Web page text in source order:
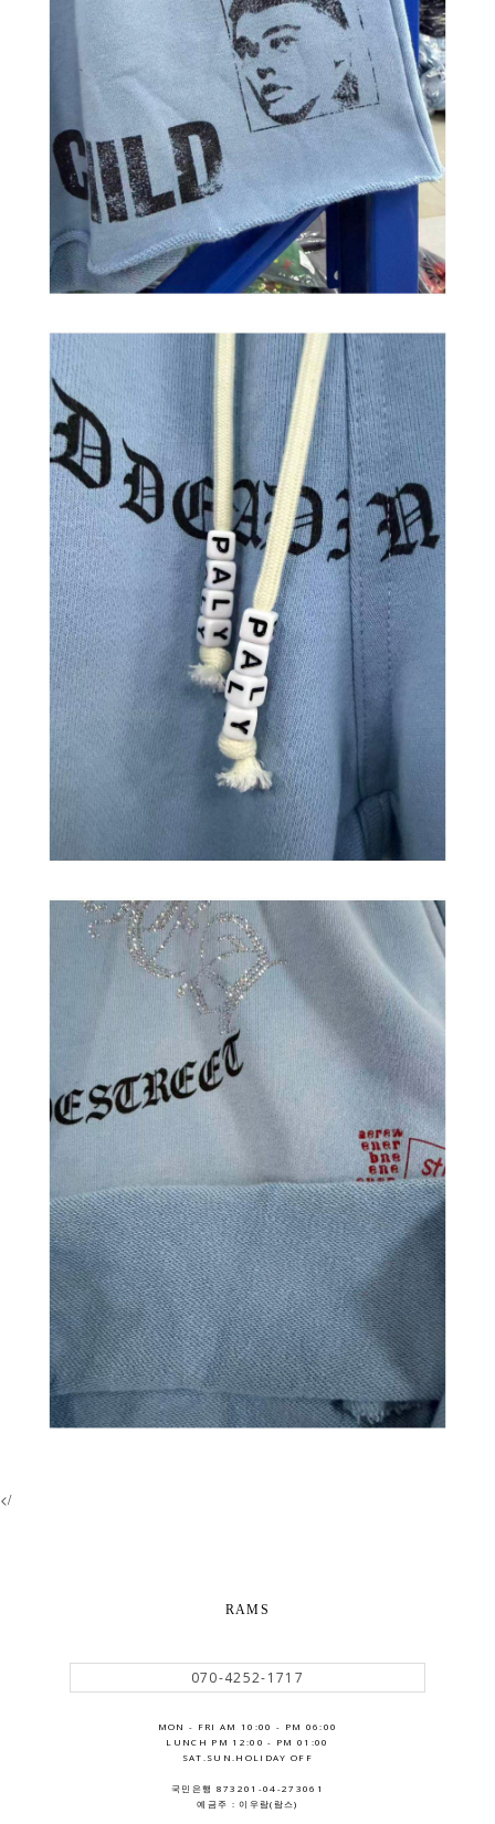
</
RAMS
070-4252-1717
MON - FRI AM 10:00 - PM 06:00
LUNCH PM 12:00 - PM 01:00
SAT.SUN.HOLIDAY OFF
국민은행 873201-04-273061
예금주 : 이우람(람스)